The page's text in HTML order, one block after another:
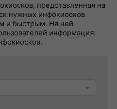
представленная на
нужных инфокиосков
и быстрым. На ней
информация: